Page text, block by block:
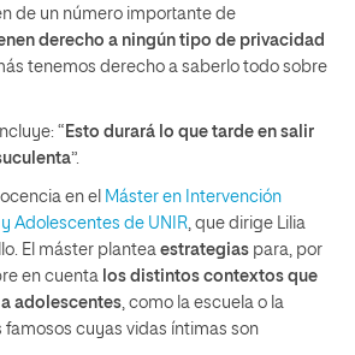
de un número importante de
derecho a ningún tipo de privacidad
tenemos derecho a saberlo todo sobre
“ Esto durará lo que tarde en salir
”.
en el Máster en Intervención
Adolescentes de UNIR , que dirige Lilia
El máster plantea estrategias para, por
en cuenta los distintos contextos que
adolescentes , como la escuela o la
famosos cuyas vidas íntimas son